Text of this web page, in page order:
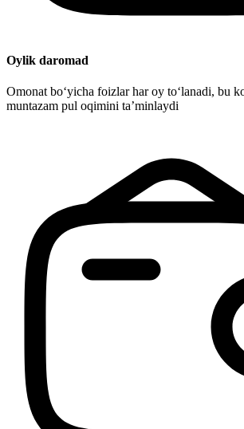
Oylik daromad
Omonat bo‘yicha foizlar har oy to‘lanadi, bu
muntazam pul oqimini ta’minlaydi